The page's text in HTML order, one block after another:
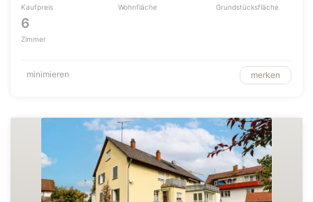
Kaufpreis Wohnfläche Grundstücksfläche
6
Zimmer
minimieren merken